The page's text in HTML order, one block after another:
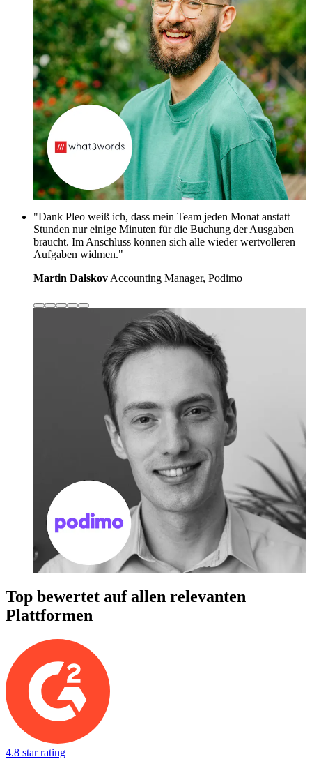
"Dank Pleo weiß ich, dass mein Team jeden Monat anstatt
Stunden nur einige Minuten für die Buchung der Ausgaben
braucht. Im Anschluss können sich alle wieder wertvolleren
Aufgaben widmen."
Martin Dalskov Accounting Manager, Podimo
Top bewertet auf allen relevanten
Plattformen
4.8 star rating